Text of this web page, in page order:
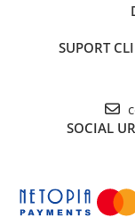
SUPORT
SOCIAL